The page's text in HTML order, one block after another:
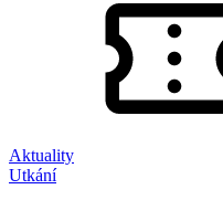
Aktuality
Utkání